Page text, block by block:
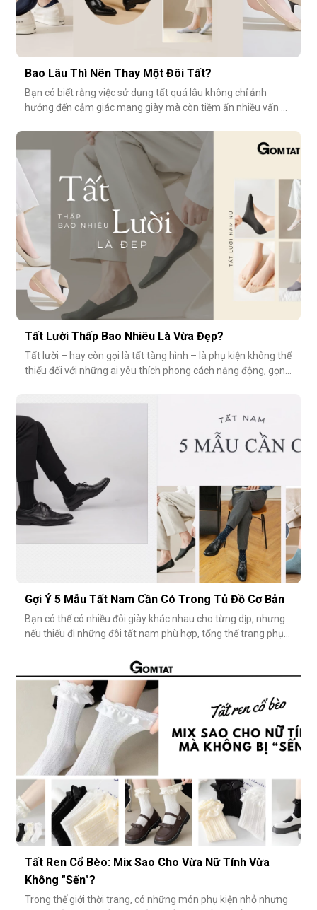
Bao Lâu Thì Nên Thay Một Đôi Tất?
Bạn có biết rằng việc sử dụng tất quá lâu không chỉ ảnh
hưởng đến cảm giác mang giày mà còn tiềm ẩn nhiều vấn đề
Cùng GOMTAT tìm hiểu nhé.Tuổi thọ trung bình của một đôi
tất là bao lâu?Trung bình, một đôi tất sử dụng thường xuyên
Tất Lười Thấp Bao Nhiêu Là Vừa Đẹp?
Tất lười – hay còn gọi là tất tàng hình – là phụ kiện không thể
thiếu đối với những ai yêu thích phong cách năng động, gọn
nhiêu là vừa đẹp? Nếu quá thấp, tất dễ bị tuột; nếu quá c
Gợi Ý 5 Mẫu Tất Nam Cần Có Trong Tủ Đồ Cơ Bản
Bạn có thể có nhiều đôi giày khác nhau cho từng dịp, nhưng
nếu thiếu đi những đôi tất nam phù hợp, tổng thể trang phục
nhỏ nhặt, nhưng lại góp phần định hình phong cách, nâng
tầm sự chỉn chu và thể hiện gu thẩm mỹ cá nhân một cách
rõ rệt. Dưới đâ
Tất Ren Cổ Bèo: Mix Sao Cho Vừa Nữ Tính Vừa
Không "Sến"?
Trong thế giới thời trang, có những món phụ kiện nhỏ nhưng